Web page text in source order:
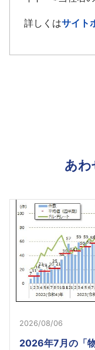
詳しくはサイト
あわ
2026/08/06
2026年7月の「